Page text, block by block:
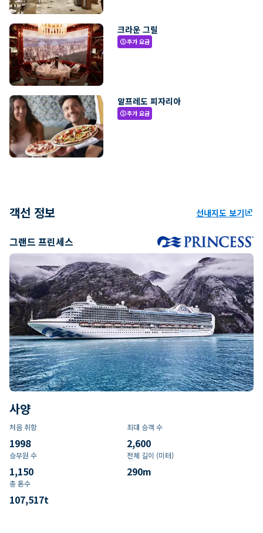
크라운 그릴
paid추가 요금
알프레도 피자리아
paid추가 요금
객선 정보 선내지도 보기ungroup
그랜드 프린세스
사양
처음 취항
1998
최대 승객 수
2,600
승무원 수
1,150
전체 길이 (미터)
290m
총 톤수
107,517t